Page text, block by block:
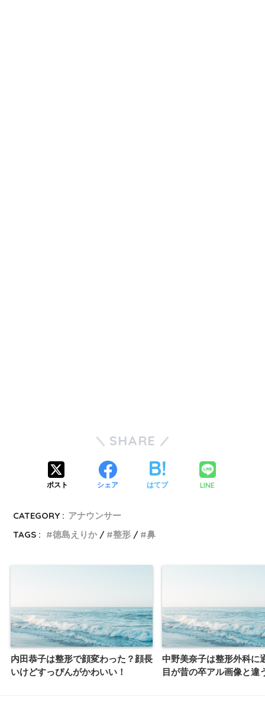
SHARE
ポスト シェア はてブ LINE
CATEGORY : アナウンサー
TAGS :
徳島えりか 整形 鼻
内田恭子は整形で顔変わった？顔長
いけどすっぴんがかわいい！
中野美奈子は整形外科に
目が昔の卒アル画像と違